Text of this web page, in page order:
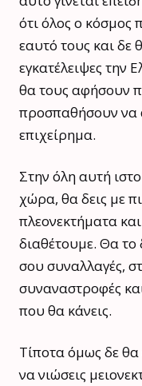
ότι όλος ο κόσμος
εαυτό τους και δε
εγκατέλειψες την
θα τους αφήσουν
προσπαθήσουν να
επιχείρημα.
Στην όλη αυτή
χώρα, θα δεις με
πλεονεκτήματα
διαθέτουμε. Θα το
σου συναλλαγές,
συναναστροφές
που θα κάνεις.
Τίποτα όμως δε
να νιώσεις